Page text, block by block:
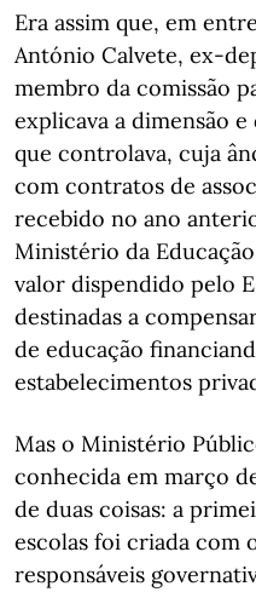
Era assim que, em
António Calvete, ex-
membro da comissão
explicava a dimensão
que controlava, cuja
com contratos de
recebido no ano
Ministério da
valor dispendido pelo
destinadas a
de educação
estabelecimentos
Mas o Ministério
conhecida em março
de duas coisas: a
escolas foi criada com
responsáveis